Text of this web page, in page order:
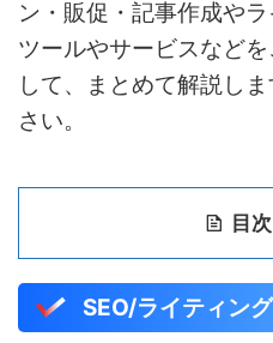
ン・販促・記事作成や
ツールやサービスなど
して、まとめて解説し
さい。
目次
SEO/ライティン